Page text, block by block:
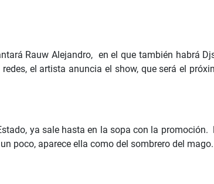
Rauw Alejandro, en el que también habrá
el artista anuncia el show, que será el
ya sale hasta en la sopa con la promoción.
poco, aparece ella como del sombrero del mago.